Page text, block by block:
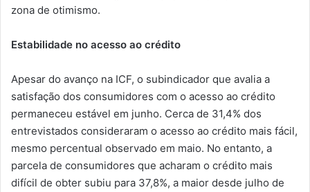
zona de otimismo.
Estabilidade no acesso ao crédito
Apesar do avanço na ICF, o subindicador que avalia a
satisfação dos consumidores com o acesso ao crédito
permaneceu estável em junho. Cerca de 31,4% dos
entrevistados consideraram o acesso ao crédito mais fácil,
mesmo percentual observado em maio. No entanto, a
parcela de consumidores que acharam o crédito mais
difícil de obter subiu para 37,8%, a maior desde julho de